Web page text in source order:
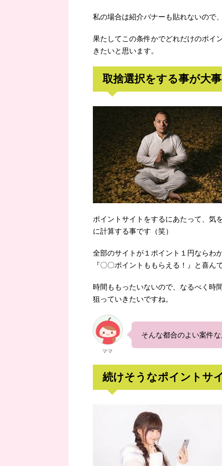
私の場合は紹介バナーも貼れないので
果たしてこの条件かでどれだけのポイ
きたいと思います。
取捨選択をする事が大事
ポイントサイトをするにあたって、気
に計算する事です（笑）
全部のサイトが１ポイント１円ならわ
『〇〇ポイントももらえる！』と喜ん
時間ももったいないので、なるべく時
狙っていきたいですね。
ママ
そんな都合のよい案件
続けそうなポイントサ